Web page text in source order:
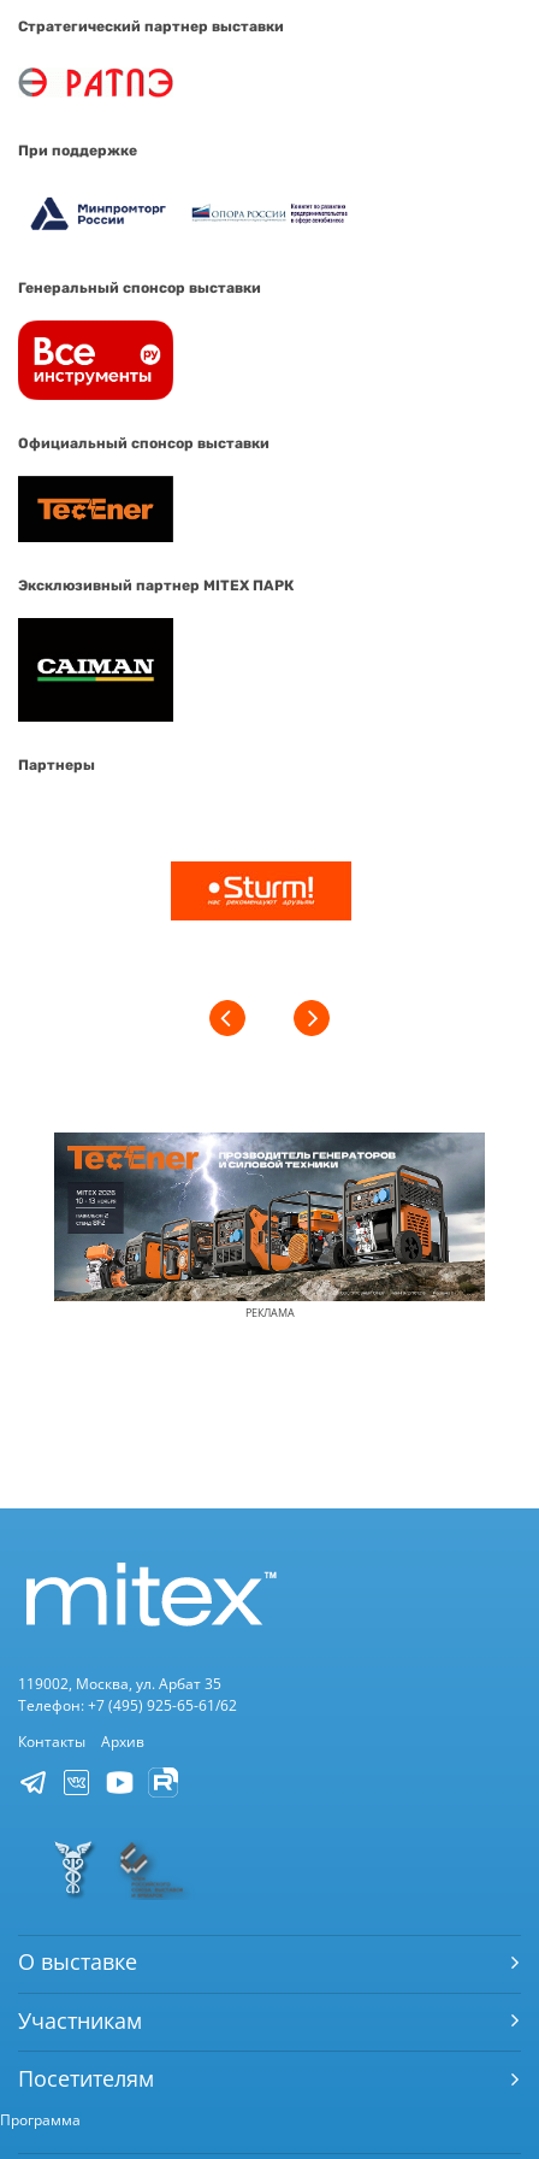
Стратегический партнер выставки
При поддержке
Генеральный спонсор выставки
Официальный спонсор выставки
Эксклюзивный партнер MITEX ПАРК
Партнеры
РЕКЛАМА
119002, Москва, ул. Арбат 35
Телефон: +7 (495) 925-65-61/62
Контакты
Архив
О выставке
Участникам
Посетителям
Программа